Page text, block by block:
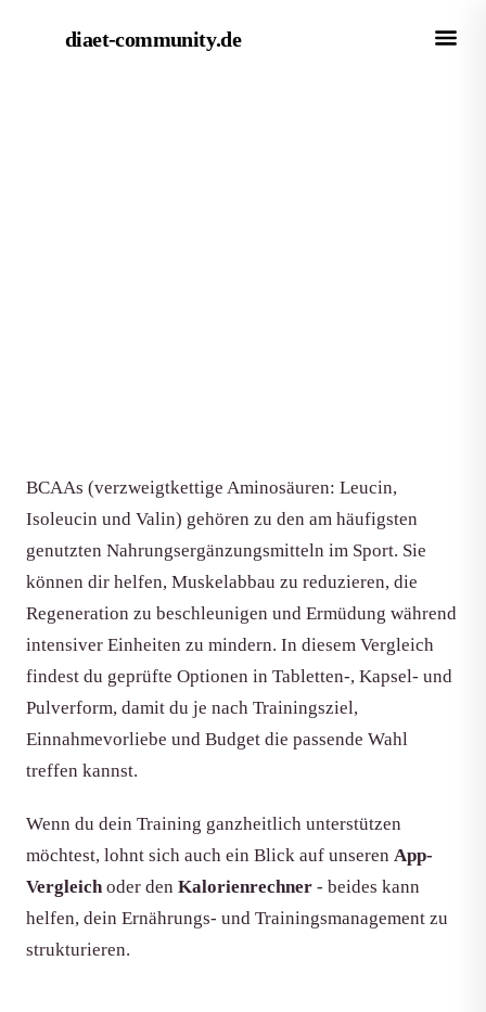
diaet-community.de
BCAAs (verzweigtkettige Aminosäuren: Leucin,
Isoleucin und Valin) gehören zu den am häufigsten
genutzten Nahrungsergänzungsmitteln im Sport. Sie
können dir helfen, Muskelabbau zu reduzieren, die
Regeneration zu beschleunigen und Ermüdung während
intensiver Einheiten zu mindern. In diesem Vergleich
findest du geprüfte Optionen in Tabletten-, Kapsel- und
Pulverform, damit du je nach Trainingsziel,
Einnahmevorliebe und Budget die passende Wahl
treffen kannst.
Wenn du dein Training ganzheitlich unterstützen
möchtest, lohnt sich auch ein Blick auf unseren App-
Vergleichoder den Kalorienrechner - beides kann
helfen, dein Ernährungs- und Trainingsmanagement zu
strukturieren.